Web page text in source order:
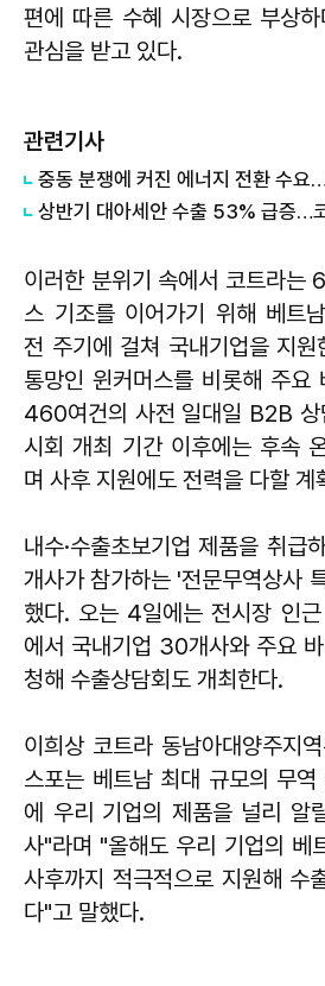
편에 따른 수혜 시장으로 부상
관심을 받고 있다.
관련기사
이러한 분위기 속에서 코트라는
스 기조를 이어가기 위해 베트
전 주기에 걸쳐 국내기업을 지
통망인 윈커머스를 비롯해 주요
460여건의 사전 일대일 B2B 상
시회 개최 기간 이후에는 후속
며 사후 지원에도 전력을 다할 계
내수·수출초보기업 제품을 취급
개사가 참가하는 '전문무역상사
했다. 오는 4일에는 전시장 인
에서 국내기업 30개사와 주요
청해 수출상담회도 개최한다.
이희상 코트라 동남아대양주지
스포는 베트남 최대 규모의 무역
에 우리 기업의 제품을 널리 알
사"라며 "올해도 우리 기업의 베
사후까지 적극적으로 지원해 수
다"고 말했다.